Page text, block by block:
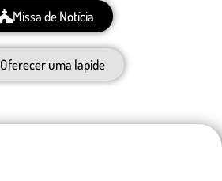
Missa de Notícia
Oferecer uma lapide